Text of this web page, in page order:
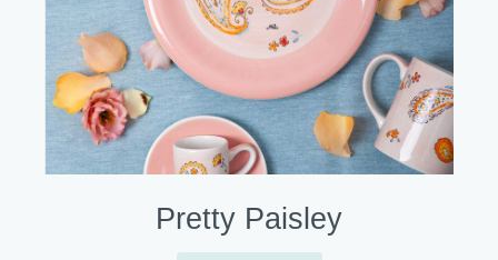
Pretty Paisley